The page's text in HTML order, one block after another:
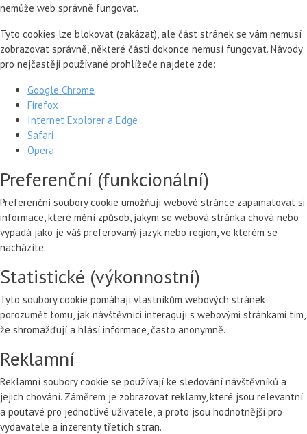
nemůže web správně fungovat.
Tyto cookies lze blokovat (zakázat), ale část stránek se vám nemusí
zobrazovat správně, některé části dokonce nemusí fungovat. Návody
pro nejčastěji používané prohlížeče najdete zde:
Google Chrome
Firefox
Internet Explorer a Edge
Safari
Opera
Preferenční (funkcionální)
Preferenční soubory cookie umožňují webové stránce zapamatovat si
informace, které mění způsob, jakým se webová stránka chová nebo
vypadá jako je váš preferovaný jazyk nebo region, ve kterém se
nacházíte.
Statistické (výkonnostní)
Tyto soubory cookie pomáhají vlastníkům webových stránek
porozumět tomu, jak návštěvníci interagují s webovými stránkami tím,
že shromažďují a hlásí informace, často anonymně.
Reklamní
Reklamní soubory cookie se používají ke sledování návštěvníků a
jejich chování. Záměrem je zobrazovat reklamy, které jsou relevantní
a poutavé pro jednotlivé uživatele, a proto jsou hodnotnější pro
vydavatele a inzerenty třetích stran.